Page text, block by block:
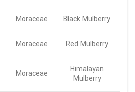
Black Mulberry
Moraceae
Red Mulberry
Moraceae
Himalayan
Mulberry
Moraceae